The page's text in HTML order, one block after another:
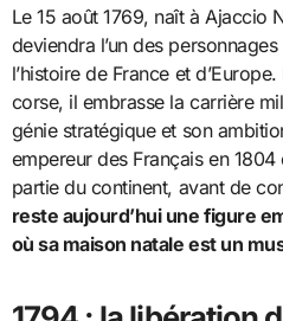
Le 15 août 1769, naît à Ajaccio
deviendra l’un des
l’histoire de France et
corse, il embrasse la carrière
génie stratégique et son
empereur des Français en
partie du continent, avant de
reste aujourd’hui une figure
où sa maison natale est un